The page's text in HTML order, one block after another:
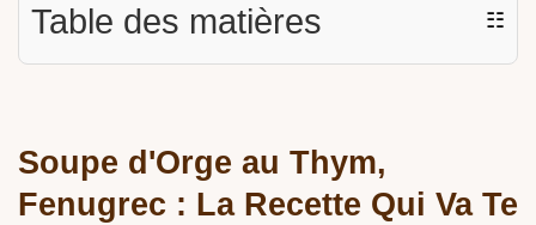
Table des matières ☷
Soupe d'Orge au Thym,
Fenugrec : La Recette Qui Va Te